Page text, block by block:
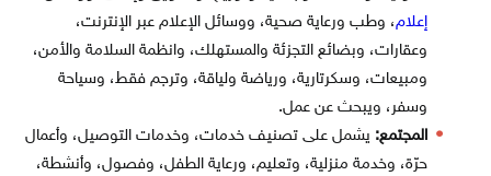
إعلام، وطب ورعاية صحية، ووسائل الإعلام عبر الإنترنت،
وعقارات، وبضائع التجزئة والمستهلك، وانظمة السلامة والأمن،
ومبيعات، وسكرتارية، ورياضة ولياقة، وترجم فقط، وسياحة
وسفر، ويبحث عن عمل.
المجتمع: يشمل على تصنيف خدمات، وخدمات التوصيل، وأعمال
حرّة، وخدمة منزلية، وتعليم، ورعاية الطفل، وفصول، وأنشطة،